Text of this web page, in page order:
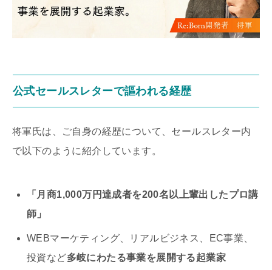
公式セールスレターで謳われる経歴
将軍氏は、ご自身の経歴について、セールスレター内
で以下のように紹介しています。
「月商1,000万円達成者を200名以上輩出したプロ講
師」
WEBマーケティング、リアルビジネス、EC事業、
投資など多岐にわたる事業を展開する起業家